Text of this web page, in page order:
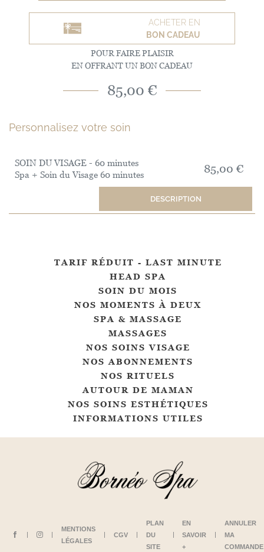
ACHETER EN
BON CADEAU
POUR FAIRE PLAISIR
EN OFFRANT UN BON CADEAU
85,00 €
Personnalisez votre soin
SOIN DU VISAGE - 60 minutes
Spa + Soin du Visage 60 minutes
85,00 €
DESCRIPTION
TARIF RÉDUIT - LAST MINUTE
HEAD SPA
SOIN DU MOIS
NOS MOMENTS À DEUX
SPA & MASSAGE
MASSAGES
NOS SOINS VISAGE
NOS ABONNEMENTS
NOS RITUELS
AUTOUR DE MAMAN
NOS SOINS ESTHÉTIQUES
INFORMATIONS UTILES
MENTIONS
LÉGALES
CGV
PLAN
DU
SITE
EN
SAVOIR
+
ANNULER
MA
COMMANDE